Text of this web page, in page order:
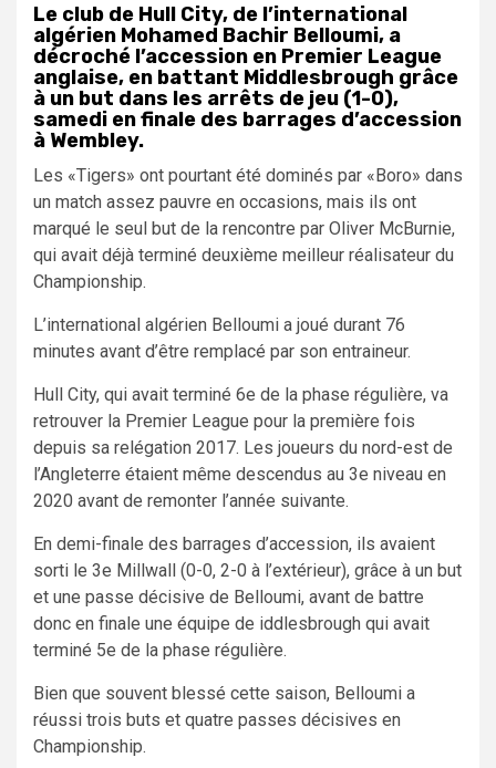
Le club de Hull City, de l’international
algérien Mohamed Bachir Belloumi, a
décroché l’accession en Premier League
anglaise, en battant Middlesbrough grâce
à un but dans les arrêts de jeu (1-0),
samedi en finale des barrages d’accession
à Wembley.
Les «Tigers» ont pourtant été dominés par «Boro» dans
un match assez pauvre en occasions, mais ils ont
marqué le seul but de la rencontre par Oliver McBurnie,
qui avait déjà terminé deuxième meilleur réalisateur du
Championship.
L’international algérien Belloumi a joué durant 76
minutes avant d’être remplacé par son entraineur.
Hull City, qui avait terminé 6e de la phase régulière, va
retrouver la Premier League pour la première fois
depuis sa relégation 2017. Les joueurs du nord-est de
l’Angleterre étaient même descendus au 3e niveau en
2020 avant de remonter l’année suivante.
En demi-finale des barrages d’accession, ils avaient
sorti le 3e Millwall (0-0, 2-0 à l’extérieur), grâce à un but
et une passe décisive de Belloumi, avant de battre
donc en finale une équipe de iddlesbrough qui avait
terminé 5e de la phase régulière.
Bien que souvent blessé cette saison, Belloumi a
réussi trois buts et quatre passes décisives en
Championship.